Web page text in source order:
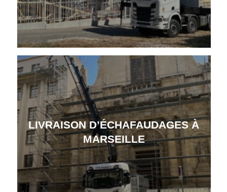
LIVRAISON D’ÉCHAFAUDAGES À
MARSEILLE